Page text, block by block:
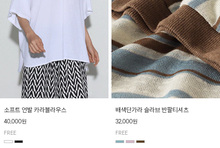
소프트 언발 카라블라우스
40,000원
FREE
배색단가라 슬라브 반팔티셔츠
32,000원
FREE